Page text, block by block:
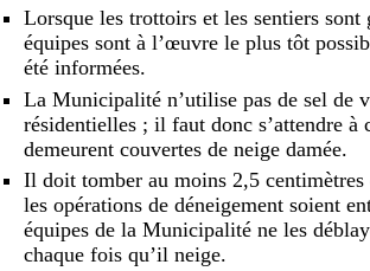
Lorsque les trottoirs et les sentiers sont
équipes sont à l’œuvre le plus tôt
été informées.
La Municipalité n’utilise pas de sel de
résidentielles ; il faut donc s’attendre à
demeurent couvertes de neige damée.
Il doit tomber au moins 2,5 centimètres
les opérations de déneigement soient
équipes de la Municipalité ne les
chaque fois qu’il neige.